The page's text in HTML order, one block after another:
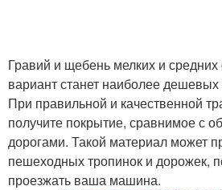
Гравий и щебень мелких и
вариант станет наиболее
При правильной и качественной
получите покрытие, сравнимое с
дорогами. Такой материал может
пешеходных тропинок и дорожек,
проезжать ваша машина.